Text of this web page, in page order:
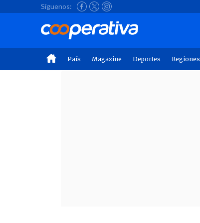
Síguenos:
País Magazine Deportes Regiones